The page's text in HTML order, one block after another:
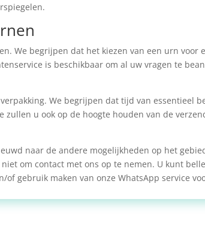
We begrijpen dat het kiezen van een urn
is beschikbaar om al uw vragen te
We begrijpen dat tijd van essentieel
u ook op de hoogte houden van de
naar de andere mogelijkheden op het
om contact met ons op te nemen. U kunt
gebruik maken van onze WhatsApp service